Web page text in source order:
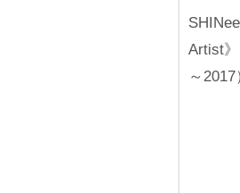
Artist
～2017